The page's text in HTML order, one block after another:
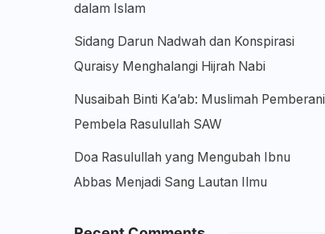
dalam Islam
Sidang Darun Nadwah dan Konspirasi
Quraisy Menghalangi Hijrah Nabi
Nusaibah Binti Ka’ab: Muslimah Pemberani
Pembela Rasulullah SAW
Doa Rasulullah yang Mengubah Ibnu
Abbas Menjadi Sang Lautan Ilmu